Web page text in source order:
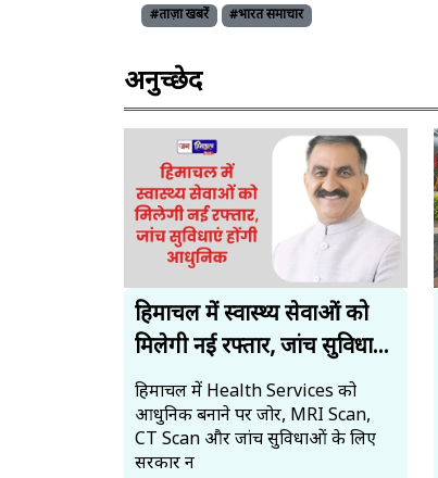
#ताज़ा खबरें #भारत समाचार
अनुच्छेद
हिमाचल में स्वास्थ्य सेवाओं को
मिलेगी नई रफ्तार, जांच सुविधा...
हिमाचल में Health Services को
आधुनिक बनाने पर जोर, MRI Scan,
CT Scan और जांच सुविधाओं के लिए
सरकार न